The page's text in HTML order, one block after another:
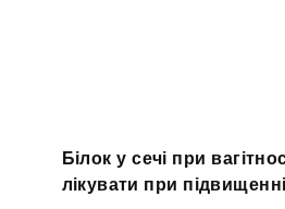
Білок у сечі при
лікувати при